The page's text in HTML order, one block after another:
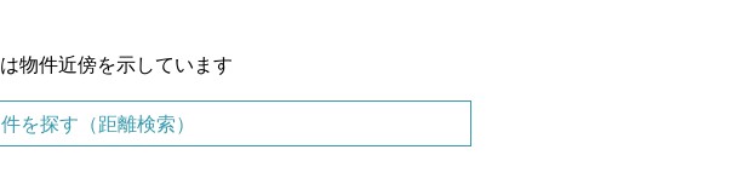
物件近傍を示しています
を探す（距離検索）